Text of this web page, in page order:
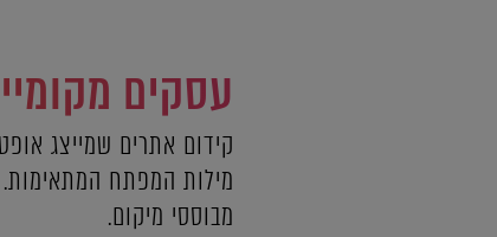
עסקים
קידום אתרים שמייצג
מילות המפתח המתאימות.
מבוססי מיקום.